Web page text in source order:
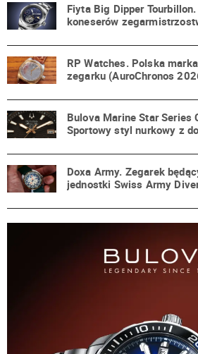
Fiyta Big Dipper
koneserów
RP Watches. Polska
zegarku (AuroChronos
Bulova Marine Star
Sportowy styl nurkowy z
Doxa Army. Zegarek
jednostki Swiss Army